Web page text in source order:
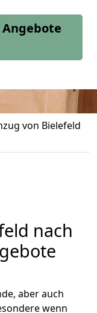
von Bielefeld
nach
aber auch
wenn